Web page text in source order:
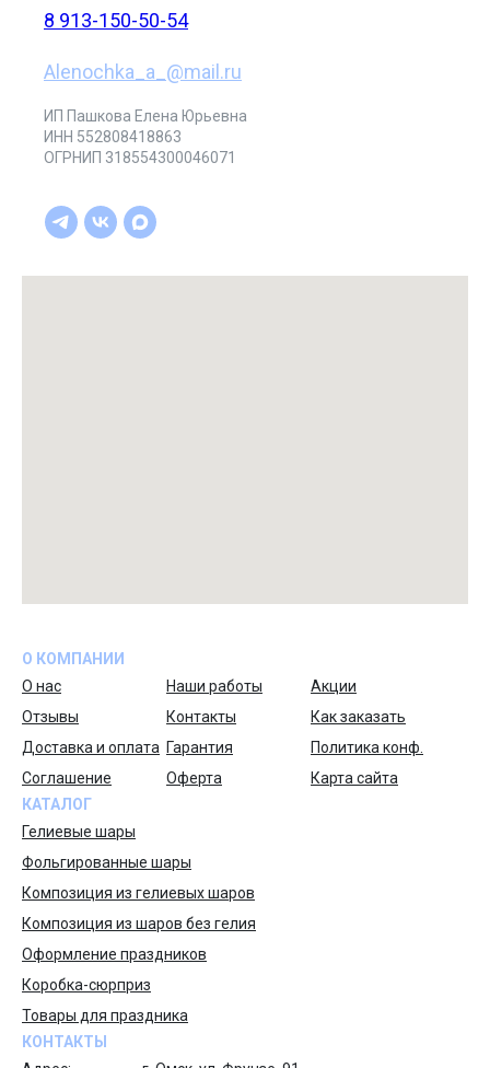
8 913-150-50-54
Alenochka_a_@mail.ru
ИП Пашкова Елена Юрьевна
ИНН 552808418863
ОГРНИП 318554300046071
О КОМПАНИИ
О нас
Наши работы
Акции
Отзывы
Контакты
Как заказать
Доставка и оплата Гарантия
Политика конф.
Соглашение
Оферта
Карта сайта
КАТАЛОГ
Гелиевые шары
Фольгированные шары
Композиция из гелиевых шаров
Композиция из шаров без гелия
Оформление праздников
Коробка-сюрприз
Товары для праздника
КОНТАКТЫ